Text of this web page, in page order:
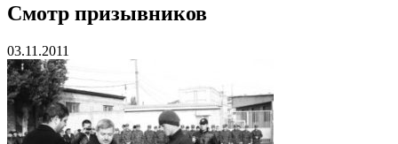
Смотр призывников
03.11.2011